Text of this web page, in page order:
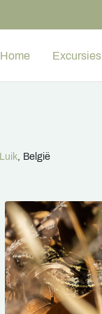
Home Excursies
Luik, België